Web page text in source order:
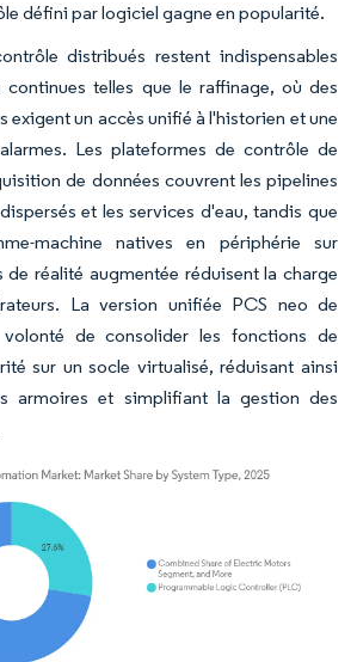
défini par logiciel gagne en popularité.
distribués restent indispensables
continues telles que le raffinage, où des
exigent un accès unifié à l'historien et une
Les plateformes de contrôle de
de données couvrent les pipelines
et les services d'eau, tandis que
machine natives en périphérie sur
réalité augmentée réduisent la charge
La version unifiée PCS neo de
de consolider les fonctions de
sur un socle virtualisé, réduisant ainsi
armoires et simplifiant la gestion des